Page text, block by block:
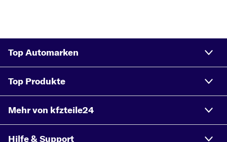
Top Automarken
Top Produkte
Mehr von kfzteile24
Hilfe & Support